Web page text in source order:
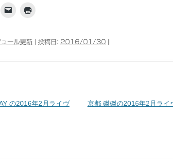
ール更新 | 投稿日: 2016/01/30
の2016年2月ライヴ
京都 磔磔の2016年2月ライ